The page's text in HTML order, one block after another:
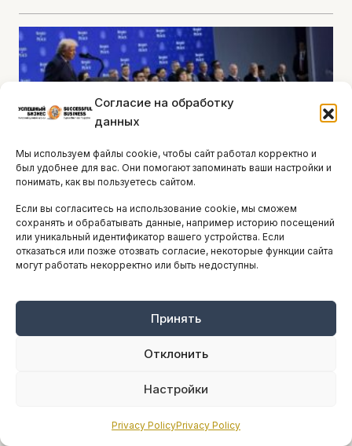
Согласие на обработку
данных
Мы используем файлы cookie, чтобы сайт работал корректно и
был удобнее для вас. Они помогают запоминать ваши настройки и
понимать, как вы пользуетесь сайтом.
Если вы согласитесь на использование cookie, мы сможем
сохранять и обрабатывать данные, например историю посещений
или уникальный идентификатор вашего устройства. Если
отказаться или позже отозвать согласие, некоторые функции сайта
могут работать некорректно или быть недоступны.
Принять
Отклонить
Настройки
Privacy PolicyPrivacy Policy
Sundance, где её дебютный полнометражный
фильм Hold on to me...
Войдет ли Кипр в «Совет мира»?
Давосском форуме, но окончательного решения
так и не озвучило. Какие риски...
ПРОЧИТАЛИ 1092 ЧЕЛ.